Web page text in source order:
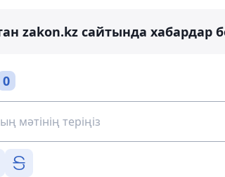
zakon.kz сайтында хабардар
0